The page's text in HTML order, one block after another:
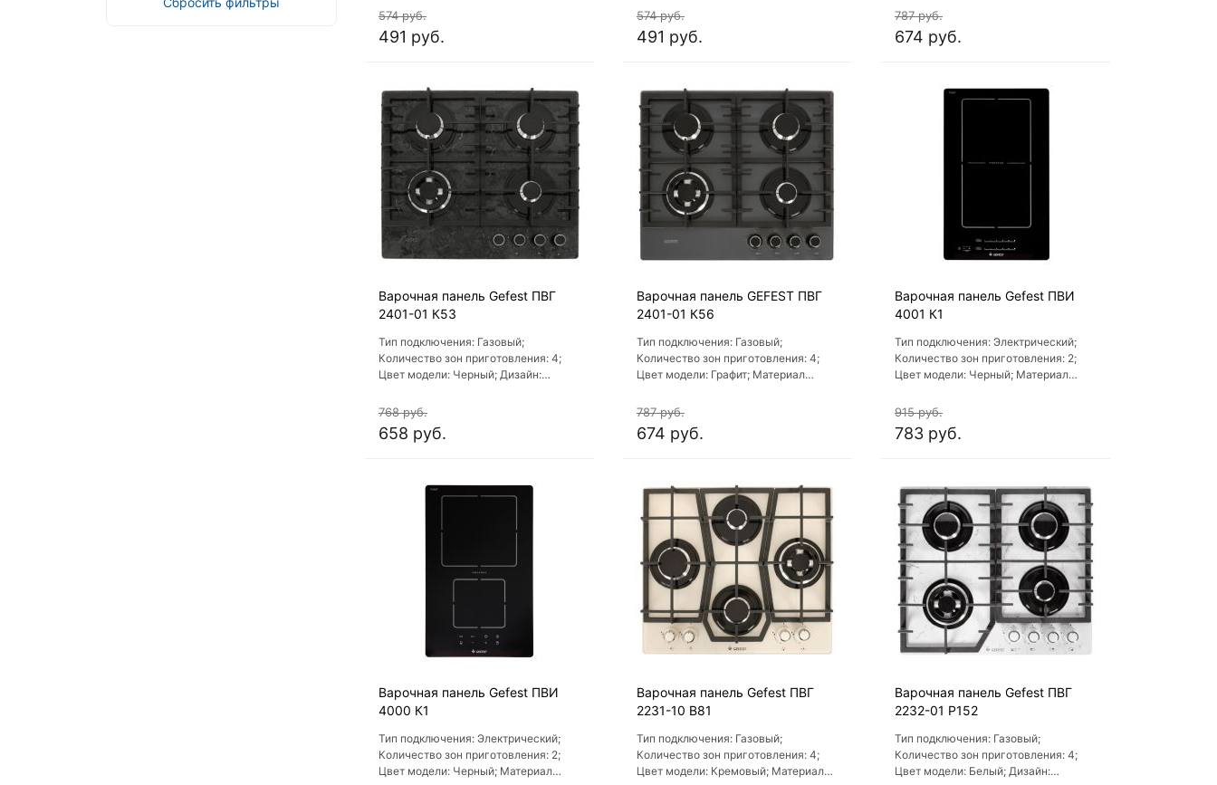
Материал решеток варочной
поверхности: Чугун
574 руб.
491 руб.
Материал решеток варочной
поверхности: Чугун
574 руб.
491 руб.
Материал решеток варочной
поверхности: Чугун
787 руб.
674 руб.
Варочная панель Gefest ПВГ
2401-01 К53
Тип подключения: Газовый;
Количество зон приготовления: 4;
Цвет модели: Черный; Дизайн:
поверхности: Стекло
768 руб.
658 руб.
Варочная панель GEFEST ПВГ
2401-01 К56
Тип подключения: Газовый;
Количество зон приготовления: 4;
Цвет модели: Графит; Материал
Материал решеток варочной
поверхности: Чугун
787 руб.
674 руб.
Варочная панель Gefest ПВИ
4001 К1
Тип подключения: Электрический;
Количество зон приготовления: 2;
Цвет модели: Черный; Материал
Индукционная стеклокерамика;
Двухзонная конфорка варочной
поверхности: Нет
915 руб.
783 руб.
Варочная панель Gefest ПВИ
4000 К1
Тип подключения: Электрический;
Количество зон приготовления: 2;
Цвет модели: Черный; Материал
Варочная панель Gefest ПВГ
2231-10 В81
Тип подключения: Газовый;
Количество зон приготовления: 4;
Цвет модели: Кремовый; Материал
Варочная панель Gefest ПВГ
2232-01 Р152
Тип подключения: Газовый;
Количество зон приготовления: 4;
Цвет модели: Белый; Дизайн: